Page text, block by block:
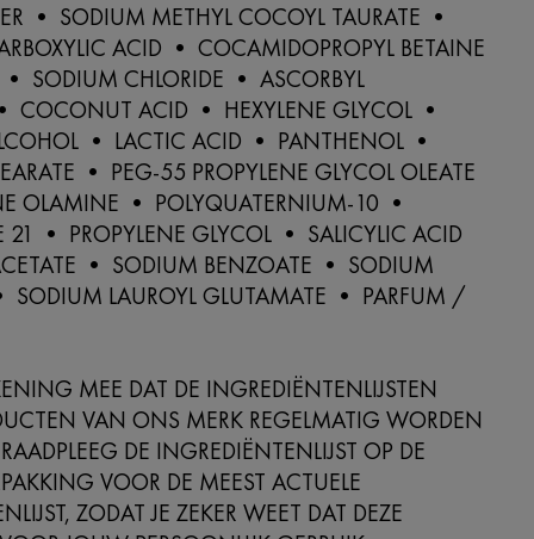
• SODIUM METHYL COCOYL TAURATE •
ACID • COCAMIDOPROPYL BETAINE
SODIUM CHLORIDE • ASCORBYL
COCONUT ACID • HEXYLENE GLYCOL •
• LACTIC ACID • PANTHENOL •
• PEG-55 PROPYLENE GLYCOL OLEATE
OLAMINE • POLYQUATERNIUM-10 •
21 • PROPYLENE GLYCOL • SALICYLIC ACID
• SODIUM BENZOATE • SODIUM
SODIUM LAUROYL GLUTAMATE • PARFUM /
MEE DAT DE INGREDIËNTENLIJSTEN
VAN ONS MERK REGELMATIG WORDEN
DE INGREDIËNTENLIJST OP DE
VOOR DE MEEST ACTUELE
ZODAT JE ZEKER WEET DAT DEZE